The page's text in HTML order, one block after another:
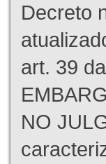
Decreto
art. 39
NO